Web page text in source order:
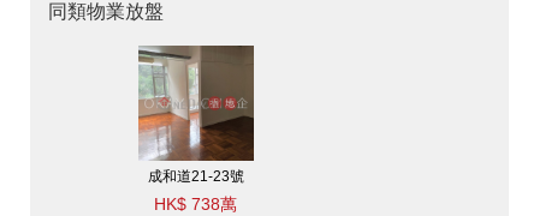
同類物業放盤
成和道21-23號
HK$ 738萬